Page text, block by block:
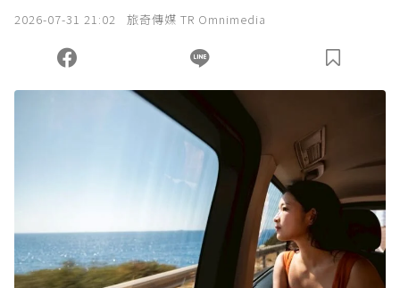
2026-07-31 21:02 旅奇傳媒 TR Omnimedia